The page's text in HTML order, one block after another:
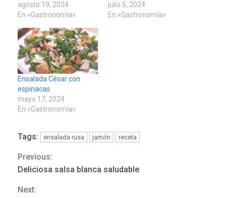
agosto 19, 2024
En «Gastronomía»
julio 5, 2024
En «Gastronomía»
Ensalada César con
espinacas
mayo 17, 2024
En «Gastronomía»
Tags: ensalada rusa jamón receta
Continue
Reading
Previous:
Deliciosa salsa blanca saludable
Next:
3